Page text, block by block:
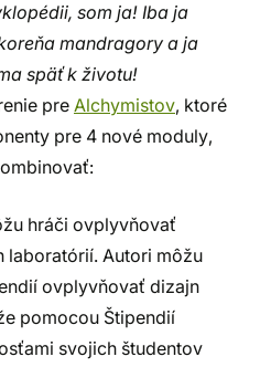
som ja! Iba ja
mandragory a ja
späť k životu!
pre Alchymistov, ktoré
pre 4 nové moduly,
hráči ovplyvňovať
laboratórií. Autori môžu
ovplyvňovať dizajn
pomocou Štipendií
svojich študentov